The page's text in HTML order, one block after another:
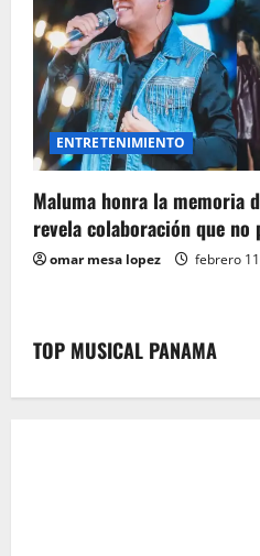
ENTRETENIMIENTO
Maluma honra la memoria
revela colaboración que no
omar mesa lopez febrero
TOP MUSICAL PANAMA